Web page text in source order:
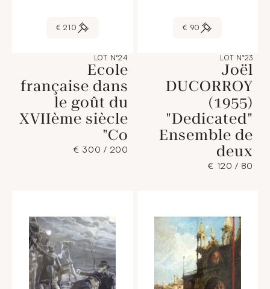
90 €
LOT N°23
Joël
DUCORROY
(1955)
"Dedicated"
Ensemble de
deux
80 / 120 €
210 €
LOT N°24
Ecole
française dans
le goût du
XVIIème siècle
"Co
200 / 300 €